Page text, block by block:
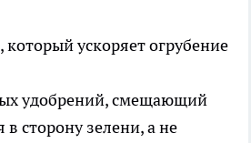
ускоряет огрубение
удобрений, смещающий
в сторону зелени, а не